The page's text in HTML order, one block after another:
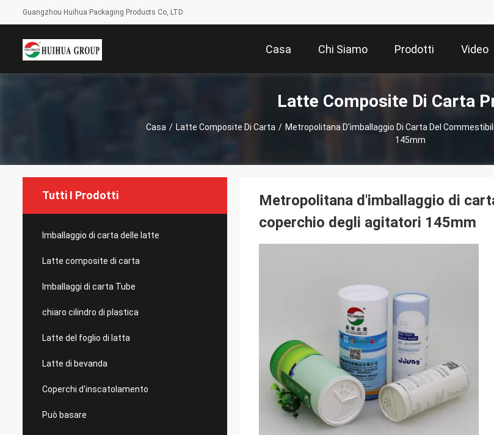
Guangzhou Huihua Packaging Products Co,.LTD
Casa Chi Siamo Prodotti Video
Latte Composite Di Carta
Casa / Latte Composite Di Carta / Metropolitana D'imballaggio Di Carta Del
145mm
Tutti I Prodotti
Imballaggio di carta delle latte
Latte composite di carta
Imballaggi di carta Tube
chiaro cilindro di plastica
Latte del foglio di latta
Latte di bevanda
Coperchi d'inscatolamento
Può basare
Metropolitana d'imballaggio di
coperchio degli agitatori 145mm